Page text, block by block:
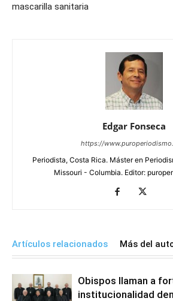
mascarilla sanitaria
Edgar Fonseca
https://
Periodista, Costa Rica. Máster en
Missouri - Columbia. Editor:
Artículos relacionados Más del
Obispos llaman a
institucionalidad